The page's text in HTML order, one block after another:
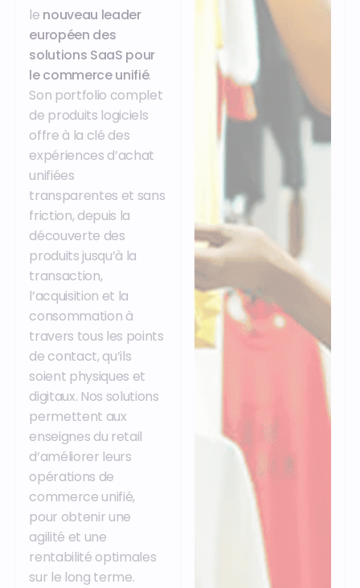
le nouveau leader
européen des
solutions SaaS pour
le commerce unifié.
Son portfolio complet
de produits logiciels
offre à la clé des
expériences d’achat
unifiées
transparentes et sans
friction, depuis la
découverte des
produits jusqu’à la
transaction,
l’acquisition et la
consommation à
travers tous les points
de contact, qu’ils
soient physiques et
digitaux. Nos solutions
permettent aux
enseignes du retail
d’améliorer leurs
opérations de
commerce unifié,
pour obtenir une
agilité et une
rentabilité optimales
sur le long terme.